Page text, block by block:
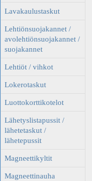
Lavakaulustaskut
Lehtiönsuojakannet /
avolehtiönsuojakannet /
suojakannet
Lehtiöt / vihkot
Lokerotaskut
Luottokorttikotelot
Lähetyslistapussit /
lähetetaskut /
lähetepussit
Magneettikyltit
Magneettinauha